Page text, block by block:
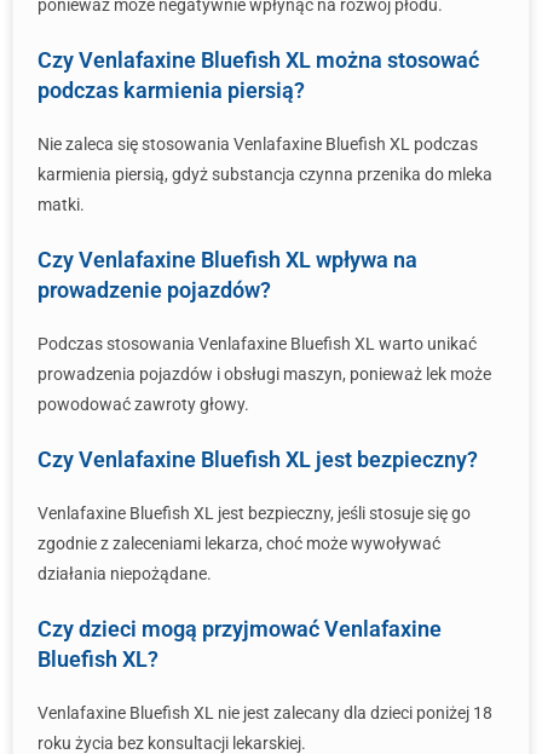
ponieważ może negatywnie wpłynąć na rozwój płodu.
Czy Venlafaxine Bluefish XL można stosować
podczas karmienia piersią?
Nie zaleca się stosowania Venlafaxine Bluefish XL podczas
karmienia piersią, gdyż substancja czynna przenika do mleka
matki.
Czy Venlafaxine Bluefish XL wpływa na
prowadzenie pojazdów?
Podczas stosowania Venlafaxine Bluefish XL warto unikać
prowadzenia pojazdów i obsługi maszyn, ponieważ lek może
powodować zawroty głowy.
Czy Venlafaxine Bluefish XL jest bezpieczny?
Venlafaxine Bluefish XL jest bezpieczny, jeśli stosuje się go
zgodnie z zaleceniami lekarza, choć może wywoływać
działania niepożądane.
Czy dzieci mogą przyjmować Venlafaxine
Bluefish XL?
Venlafaxine Bluefish XL nie jest zalecany dla dzieci poniżej 18
roku życia bez konsultacji lekarskiej.